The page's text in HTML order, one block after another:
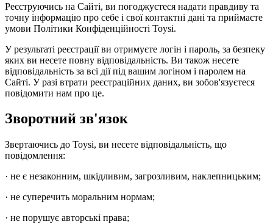
Реєструючись на Сайті, ви погоджуєтеся надати правдиву та
точну інформацію про себе і свої контактні дані та приймаєте
умови Політики Конфіденційності Toysi.
У результаті реєстрації ви отримуєте логін і пароль, за безпеку
яких ви несете повну відповідальність. Ви також несете
відповідальність за всі дії під вашим логіном і паролем на
Сайті. У разі втрати реєстраційних даних, ви зобов'язуєтеся
повідомити нам про це.
Зворотний зв'язок
Звертаючись до Toysi, ви несете відповідальність, що
повідомлення:
· не є незаконним, шкідливим, загрозливим, наклепницьким;
· не суперечить моральним нормам;
· не порушує авторські права;